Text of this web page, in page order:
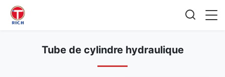
Tube de cylindre hydraulique